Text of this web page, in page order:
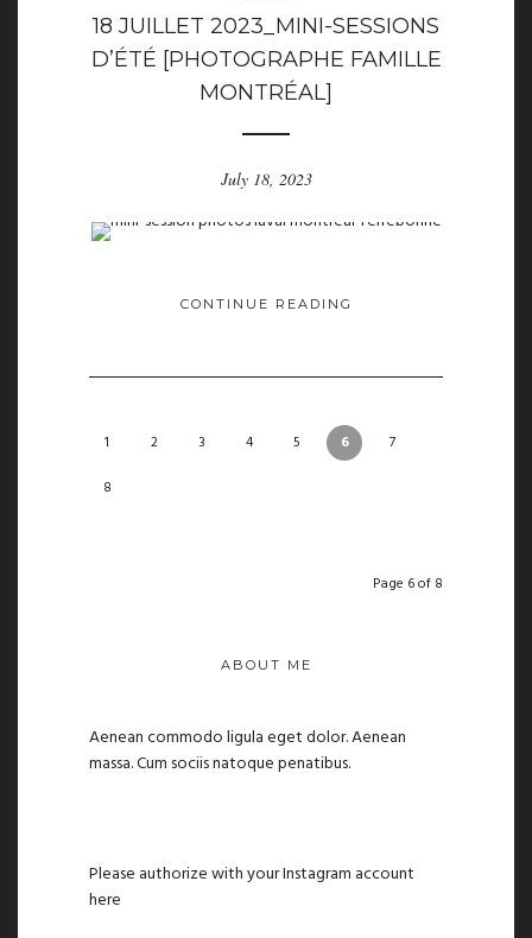
18 JUILLET 2023_MINI-SESSIONS
D’ÉTÉ [PHOTOGRAPHE FAMILLE
MONTRÉAL]
July 18, 2023
CONTINUE READING
1 2 3 4 5 6
7
8
Page 6 of 8
ABOUT ME
Aenean commodo ligula eget dolor. Aenean
massa. Cum sociis natoque penatibus.
Please authorize with your Instagram account
here